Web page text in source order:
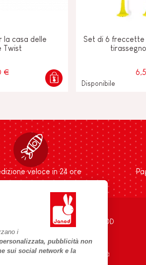
i
pubblicità non
sui social network e la
la casa delle
Twist
€
Set di 6 freccette
Disponibile
veloce in 24 ore
Di Vendita
L'UNIVERSO JANOD
Storia
Le nostre attività